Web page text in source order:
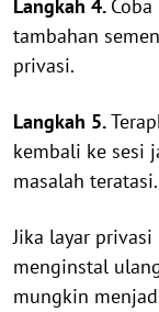
Langkah 4.
tambahan
privasi.
Langkah 5.
kembali ke sesi
masalah teratasi.
Jika layar
menginstal
mungkin